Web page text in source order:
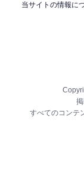
当サイトの情報に
すべてのコンテ